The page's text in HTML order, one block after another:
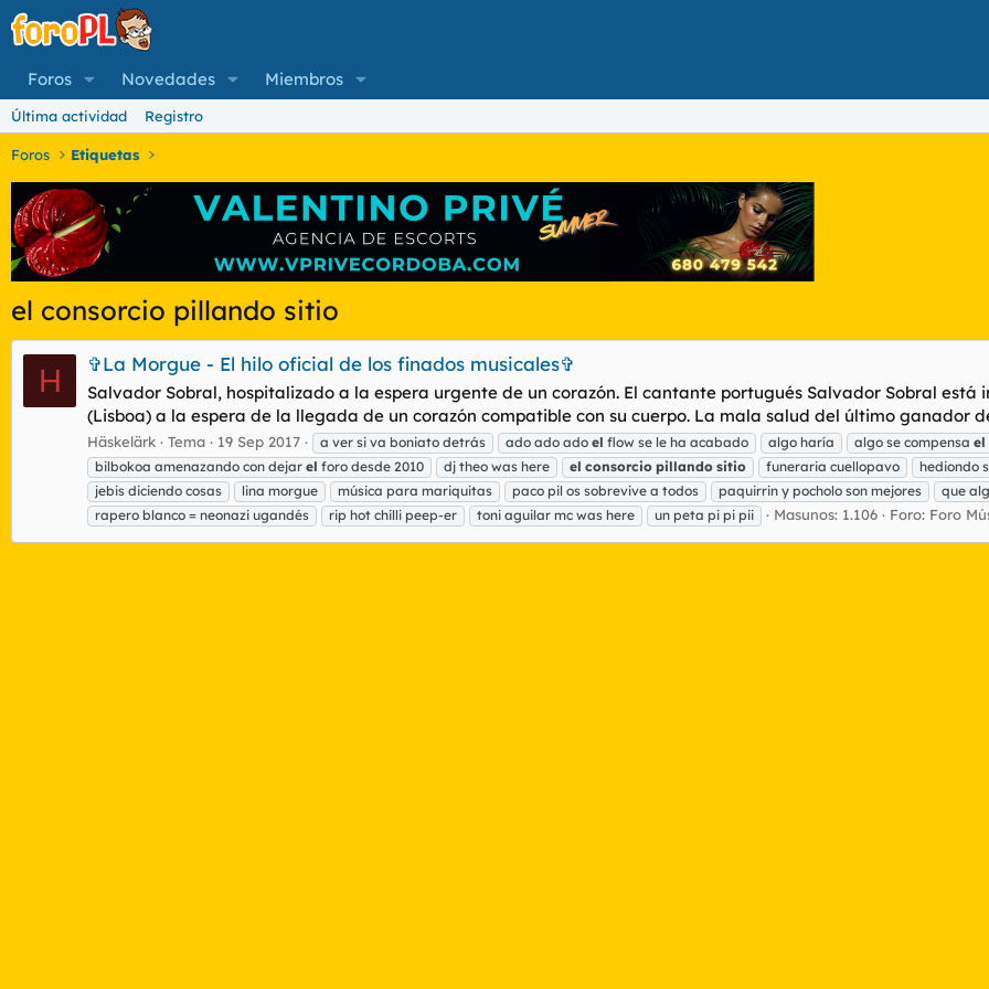
Foros Novedades Miembros
Última actividad Registro
Foros Etiquetas
el consorcio pillando sitio
H ✞La Morgue - El hilo oficial de los finados musicales✞
Salvador Sobral, hospitalizado a la espera urgente de un corazón. El cantante portugués Salvador Sobral está
(Lisboa) a la espera de la llegada de un corazón compatible con su cuerpo. La mala salud del último ganador
Häskelärk Tema 19 Sep 2017 a ver si va boniato detrás ado ado ado el flow se le ha acabado algo haría algo se compensa el
bilbokoa amenazando con dejar el foro desde 2010 dj theo was here el consorcio pillando sitio funeraria cuellopavo
hediondo
jebis diciendo cosas
lina morgue música para mariquitas paco pil os sobrevive a todos paquirrin y pocholo son mejores
que
rapero blanco = neonazi ugandés
rip hot chilli peep-er toni aguilar mc was here un peta pi pi pii Masunos: 1.106 Foro: Foro